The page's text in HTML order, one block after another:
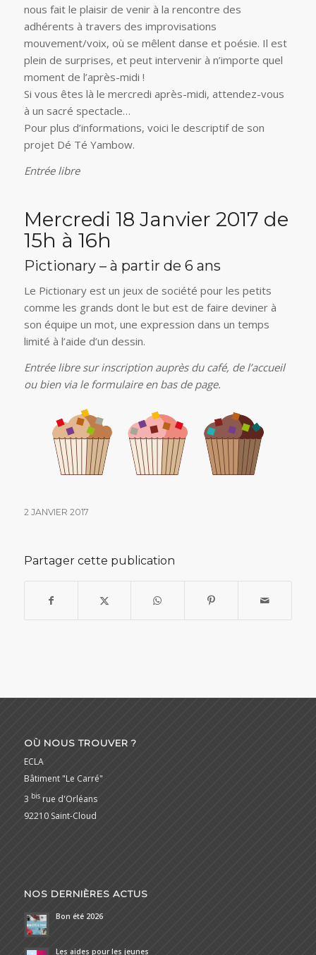
nous fait le plaisir de venir à la rencontre des
adhérents à travers des improvisations
mouvement/voix, où se mêlent danse et poésie. Il est
plein de surprises, et peut intervenir à n’importe quel
moment de l’après-midi !
Si vous êtes là le mercredi après-midi, attendez-vous
à un sacré spectacle…
Pour plus d’informations, voici le descriptif de son
projet Dé Té Yambow.
Entrée libre
Mercredi 18 Janvier 2017 de
15h à 16h
Pictionary – à partir de 6 ans
Le Pictionary est un jeux de société pour les petits
comme les grands dont le but est de faire deviner à
son équipe un mot, une expression dans un temps
limité à l’aide d’un dessin.
Entrée libre sur inscription auprès du café, de l’accueil
ou bien via le formulaire en bas de page.
2 JANVIER 2017
Partager cette publication
OÙ NOUS TROUVER ?
ECLA
Bâtiment "Le Carré"
3 bisrue d'Orléans
92210 Saint-Cloud
NOS DERNIÈRES ACTUS
Bon été 2026
Les aides pour les jeunes